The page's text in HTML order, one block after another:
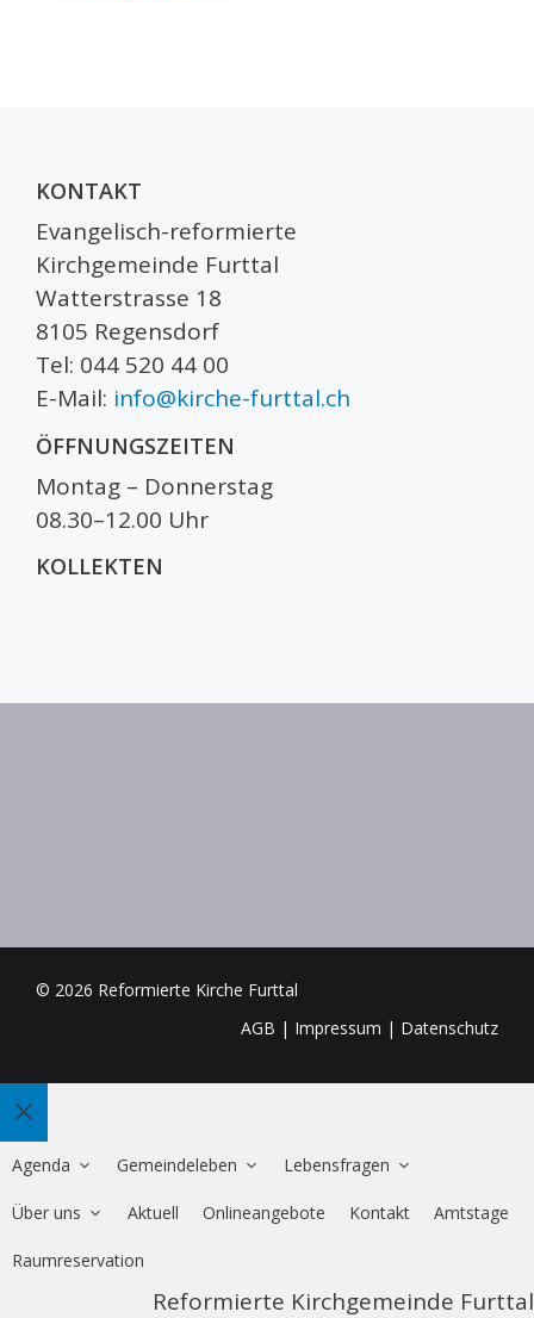
KONTAKT
Evangelisch-reformierte
Kirchgemeinde Furttal
Watterstrasse 18
8105 Regensdorf
Tel: 044 520 44 00
E-Mail: info@kirche-furttal.ch
ÖFFNUNGSZEITEN
Montag – Donnerstag
08.30–12.00 Uhr
KOLLEKTEN
© 2026 Reformierte Kirche Furttal
AGB | Impressum | Datenschutz
Schliessen
Agenda Gemeindeleben Lebensfragen
Über uns Aktuell Onlineangebote Kontakt Amtstage
Raumreservation
Reformierte Kirchgemeinde Furttal